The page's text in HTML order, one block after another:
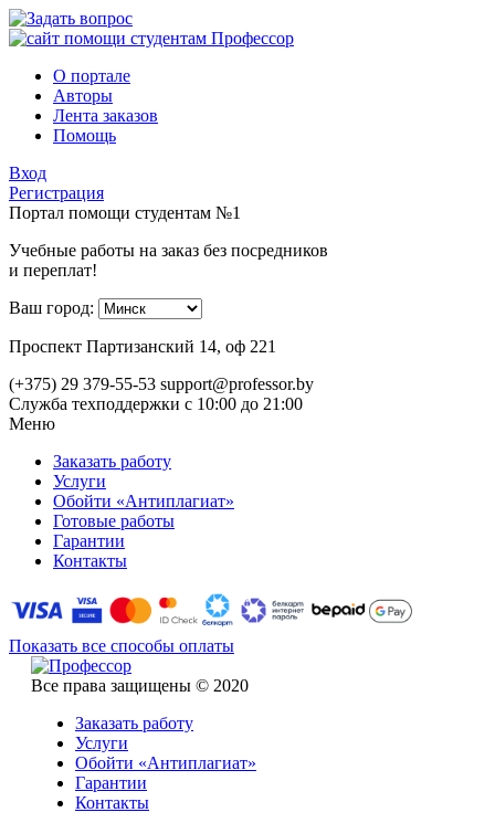
О портале
Авторы
Лента заказов
Помощь
Вход
Регистрация
Портал помощи студентам №1
Учебные работы на заказ без посредников
и переплат!
Ваш город:
Проспект Партизанский 14, оф 221
(+375) 29 379-55-53 support@professor.by
Служба техподдержки с 10:00 до 21:00
Меню
Заказать работу
Услуги
Обойти «Антиплагиат»
Готовые работы
Гарантии
Контакты
Показать все способы оплаты
Все права защищены © 2020
Заказать работу
Услуги
Обойти «Антиплагиат»
Гарантии
Контакты